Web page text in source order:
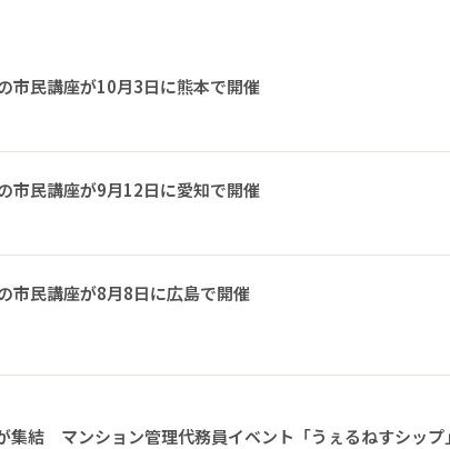
民講座が10月3日に熊本で開催
民講座が9月12日に愛知で開催
民講座が8月8日に広島で開催
集結 マンション管理代務員イベント「うぇるねすシップ